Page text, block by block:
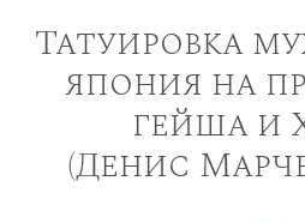
Татуировка
япония на
гейша и
(Денис